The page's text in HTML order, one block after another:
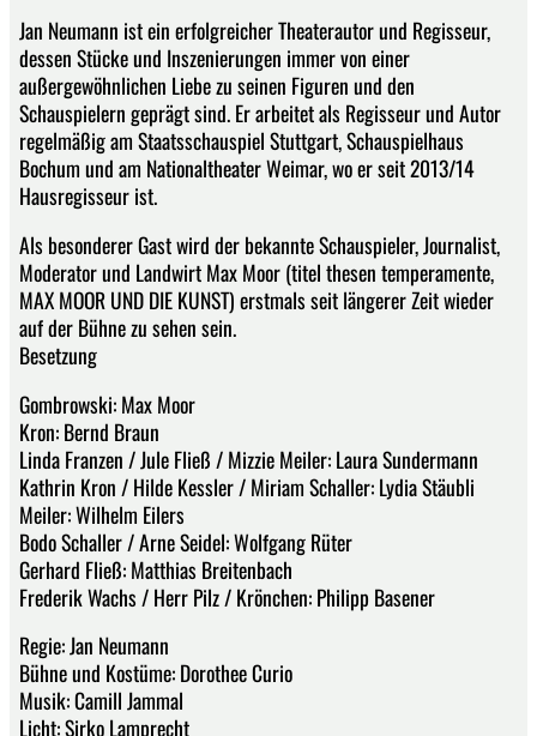
Jan Neumann ist ein erfolgreicher Theaterautor und Regisseur,
dessen Stücke und Inszenierungen immer von einer
außergewöhnlichen Liebe zu seinen Figuren und den
Schauspielern geprägt sind. Er arbeitet als Regisseur und Autor
regelmäßig am Staatsschauspiel Stuttgart, Schauspielhaus
Bochum und am Nationaltheater Weimar, wo er seit 2013/14
Hausregisseur ist.
Als besonderer Gast wird der bekannte Schauspieler, Journalist,
Moderator und Landwirt Max Moor (titel thesen temperamente,
MAX MOOR UND DIE KUNST) erstmals seit längerer Zeit wieder
auf der Bühne zu sehen sein.
Besetzung
Gombrowski: Max Moor
Kron: Bernd Braun
Linda Franzen / Jule Fließ / Mizzie Meiler: Laura Sundermann
Kathrin Kron / Hilde Kessler / Miriam Schaller: Lydia Stäubli
Meiler: Wilhelm Eilers
Bodo Schaller / Arne Seidel: Wolfgang Rüter
Gerhard Fließ: Matthias Breitenbach
Frederik Wachs / Herr Pilz / Krönchen: Philipp Basener
Regie: Jan Neumann
Bühne und Kostüme: Dorothee Curio
Musik: Camill Jammal
Licht: Sirko Lamprecht